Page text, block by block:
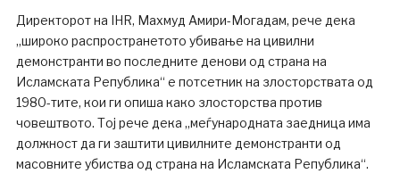
Директорот на IHR, Махмуд Амири-Могадам, рече дека
„широко распространетото убивање на цивилни
демонстранти во последните денови од страна на
Исламската Република“ е потсетник на злосторствата од
1980-тите, кои ги опиша како злосторства против
човештвото. Тој рече дека „меѓународната заедница има
должност да ги заштити цивилните демонстранти од
масовните убиства од страна на Исламската Република“.